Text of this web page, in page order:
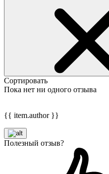
Сортировать
Пока нет ни одного отзыва
{{ item.author }}
Полезный отзыв?